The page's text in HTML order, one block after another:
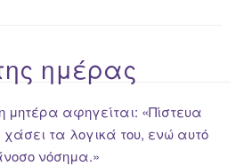
ημέρας
αφηγείται: «Πίστευα
χάσει τα λογικά του, ενώ αυτό
νόσημα.»